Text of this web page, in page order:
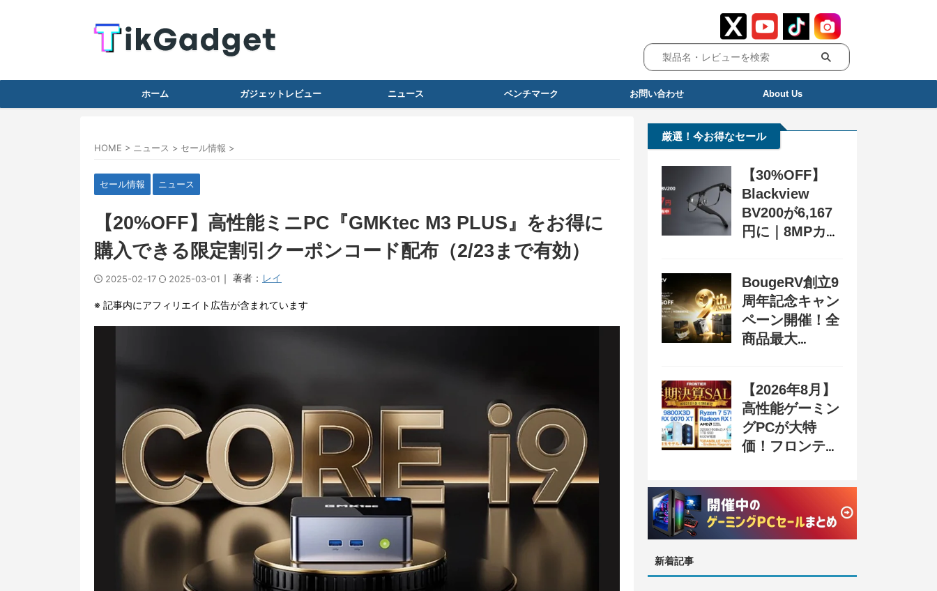
ホーム ガジェットレビュー ニュース ベンチマーク お問い合わせ About Us
HOME > ニュース > セール情報 >
セール情報 ニュース
【20%OFF】高性能ミニPC『GMKtec M3 PLUS』をお得に
購入できる限定割引クーポンコード配布（2/23まで有効）
2025-02-17 2025-03-01 ｜ 著者： レイ
※ 記事内にアフィリエイト広告が含まれています
厳選！今お得なセール
【30%OFF】
Blackview
BV200が6,167
円に｜8MPカメ
ン配布中
BougeRV創立9
周年記念キャン
ペーン開催！全
商品最大
31日まで
【2026年8月】
高性能ゲーミン
グPCが大特
価！フロンティ
SALE 奥義』開
催、セール情報
まとめ
新着記事